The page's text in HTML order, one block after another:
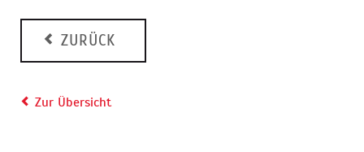
ZURÜCK
Zur Übersicht